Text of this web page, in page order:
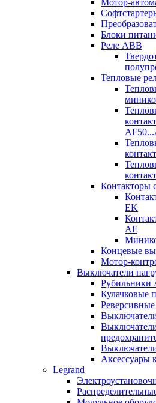
Мотор-
Блоки
Реле ABB
Тепловые
Контакторы
EK
AF
Концевые
Мотор-
Выключатели
Рубильники
Кулачковые
Аксессуары
Legrand